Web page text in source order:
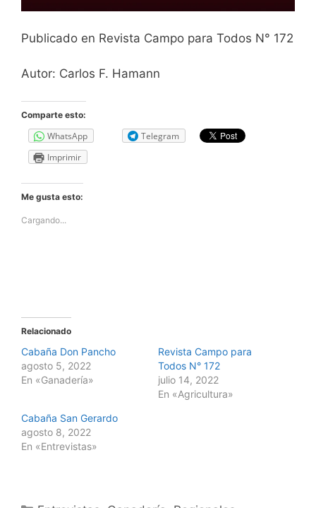
Publicado en Revista Campo para Todos N° 172
Autor: Carlos F. Hamann
Comparte esto:
WhatsApp
Telegram
Imprimir
Me gusta esto:
Cargando...
Relacionado
Cabaña Don Pancho
agosto 5, 2022
En «Ganadería»
Revista Campo para
Todos N° 172
julio 14, 2022
En «Agricultura»
Cabaña San Gerardo
agosto 8, 2022
En «Entrevistas»